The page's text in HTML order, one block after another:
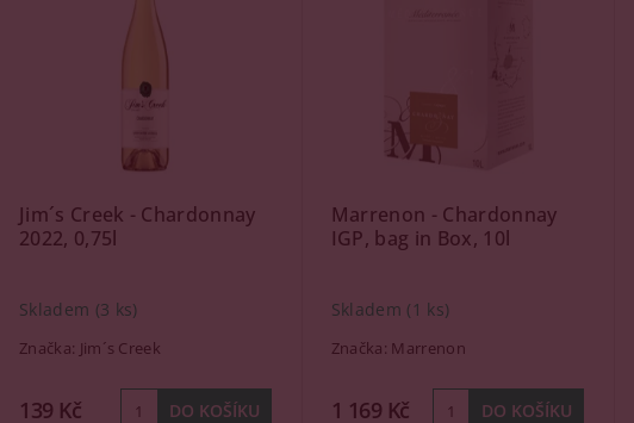
Jim´s Creek - Chardonnay
2022, 0,75l
Skladem (3 ks)
Značka: Jim´s Creek
139 Kč
Marrenon - Chardonnay
IGP, bag in Box, 10l
Skladem (1 ks)
Značka: Marrenon
1 169 Kč